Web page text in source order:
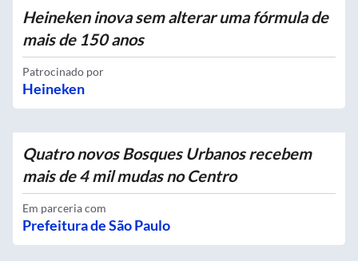
Heineken inova sem alterar uma fórmula de
mais de 150 anos
Patrocinado por
Heineken
Quatro novos Bosques Urbanos recebem
mais de 4 mil mudas no Centro
Em parceria com
Prefeitura de São Paulo